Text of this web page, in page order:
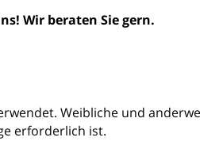
Wir beraten Sie gern.
Weibliche und
erforderlich ist.